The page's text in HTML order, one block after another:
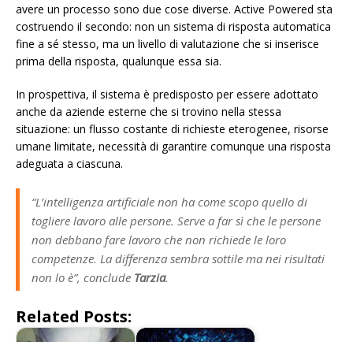
avere un processo sono due cose diverse. Active Powered sta
costruendo il secondo: non un sistema di risposta automatica
fine a sé stesso, ma un livello di valutazione che si inserisce
prima della risposta, qualunque essa sia.
In prospettiva, il sistema è predisposto per essere adottato
anche da aziende esterne che si trovino nella stessa
situazione: un flusso costante di richieste eterogenee, risorse
umane limitate, necessità di garantire comunque una risposta
adeguata a ciascuna.
“L’intelligenza artificiale non ha come scopo quello di
togliere lavoro alle persone. Serve a far sì che le persone
non debbano fare lavoro che non richiede le loro
competenze. La differenza sembra sottile ma nei risultati
non lo è”, conclude Tarzia.
Related Posts: